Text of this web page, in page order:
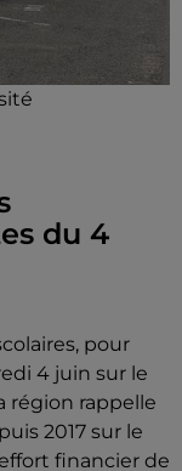
du 4
pour
4 juin sur le
région rappelle
2017 sur le
financier de